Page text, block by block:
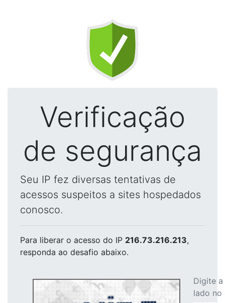
Verificação
de segurança
Seu IP fez diversas tentativas de
acessos suspeitos a sites hospedados
conosco.
Para liberar o acesso do IP 216.73.216.213,
responda ao desafio abaixo.
Digite
lado no